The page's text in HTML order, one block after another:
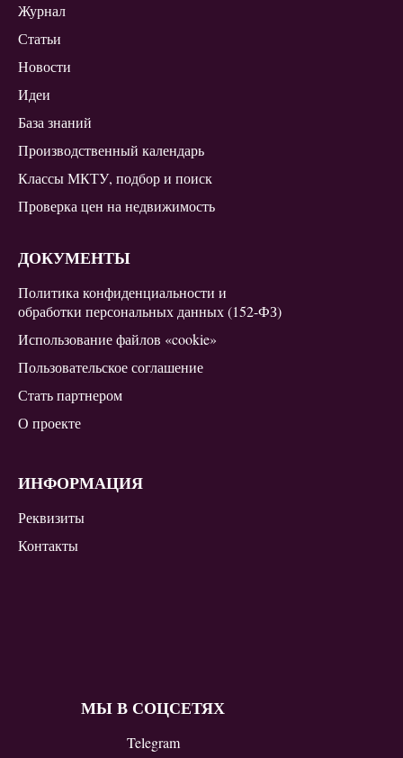
Журнал
Статьи
Новости
Идеи
База знаний
Производственный календарь
Классы МКТУ, подбор и поиск
Проверка цен на недвижимость
ДОКУМЕНТЫ
Политика конфиденциальности и
обработки персональных данных (152-ФЗ)
Использование файлов «cookie»
Пользовательское соглашение
Стать партнером
О проекте
ИНФОРМАЦИЯ
Реквизиты
Контакты
МЫ В СОЦСЕТЯХ
Telegram